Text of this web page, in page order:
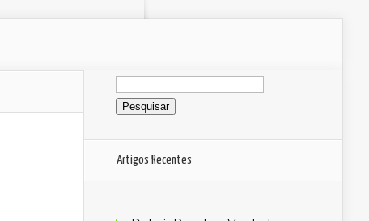
Pesquisar
por:
Artigos Recentes